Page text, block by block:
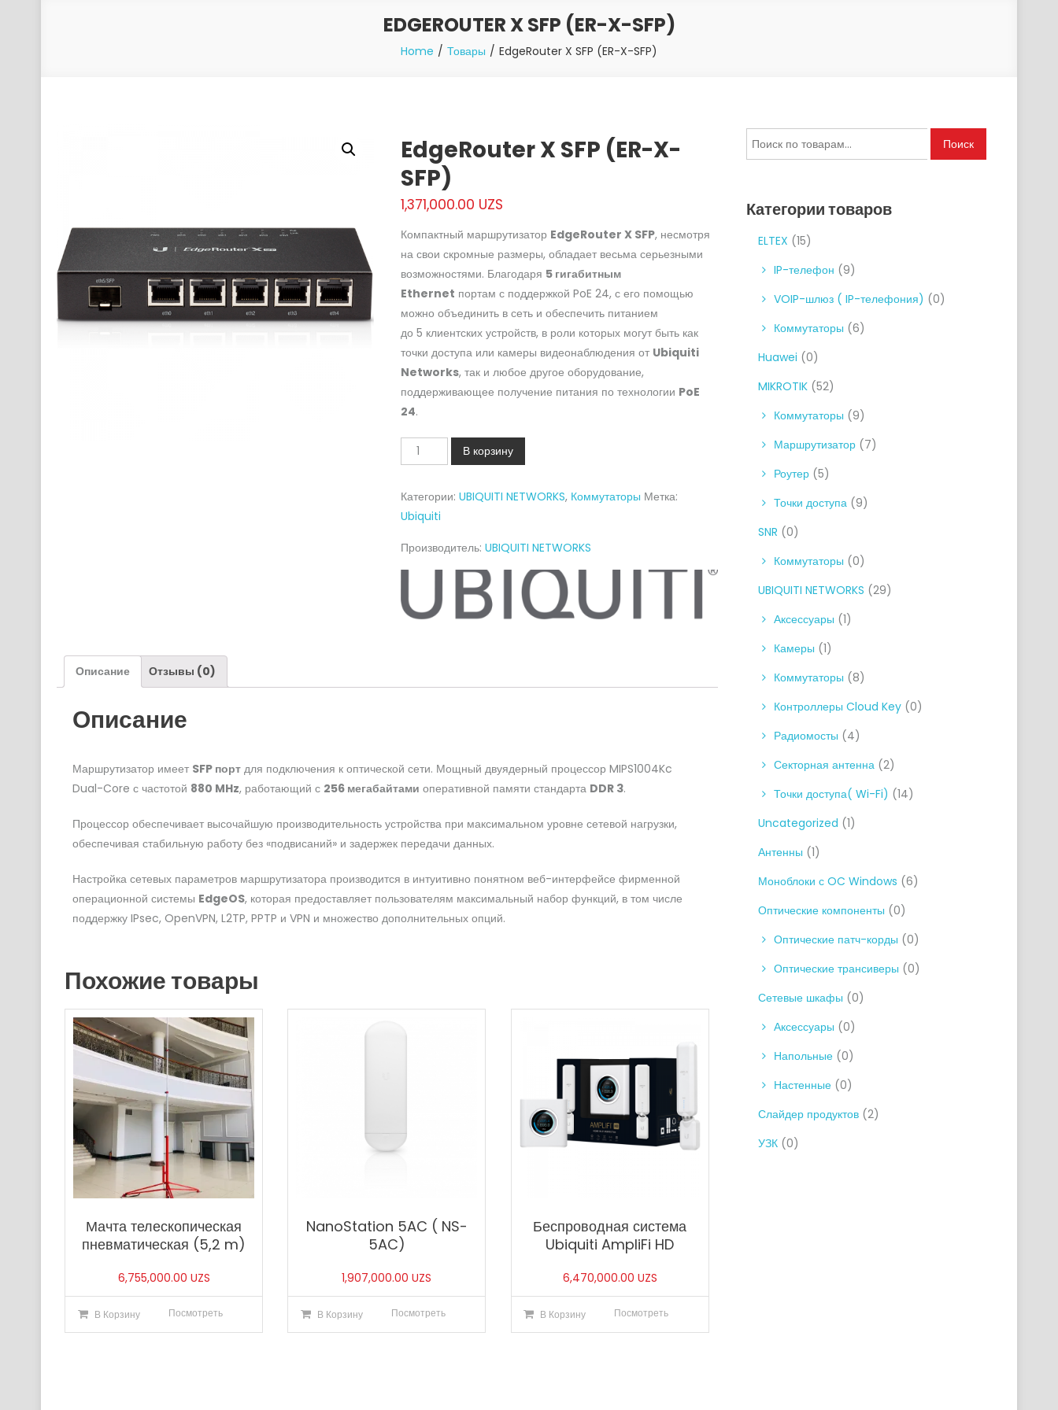
EDGEROUTER X SFP (ER-X-SFP)
Home Товары EdgeRouter X SFP (ER-X-SFP)
EdgeRouter X SFP (ER-X-
SFP)
1,371,000.00 UZS
Компактный маршрутизатор EdgeRouter X SFP, несмотря
на свои скромные размеры, обладает весьма серьезными
возможностями. Благодаря 5 гигабитным
Ethernet портам с поддержкой PoE 24, с его помощью
можно объединить в сеть и обеспечить питанием
до 5 клиентских устройств, в роли которых могут быть как
точки доступа или камеры видеонаблюдения от Ubiquiti
Networks, так и любое другое оборудование,
поддерживающее получение питания по технологии PoE
24.
Количество
EdgeRouter
SFP
(ER-
X-
В корзину
Категории: UBIQUITI NETWORKS, Коммутаторы Метка:
Ubiquiti
Производитель: UBIQUITI NETWORKS
Описание Отзывы (0)
Описание
Маршрутизатор имеет SFP порт для подключения к оптической сети. Мощный двуядерный процессор MIPS1004Kc
Dual-Core с частотой 880 MHz, работающий с 256 мегабайтами оперативной памяти стандарта DDR 3.
Процессор обеспечивает высочайшую производительность устройства при максимальном уровне сетевой нагрузки,
обеспечивая стабильную работу без «подвисаний» и задержек передачи данных.
Настройка сетевых параметров маршрутизатора производится в интуитивно понятном веб-интерфейсе фирменной
операционной системы EdgeOS, которая предоставляет пользователям максимальный набор функций, в том числе
поддержку IPsec, OpenVPN, L2TP, PPTP и VPN и множество дополнительных опций.
Похожие товары
Мачта телескопическая
пневматическая (5,2 m)
6,755,000.00 UZS
В Корзину Посмотреть
NanoStation 5AC ( NS-
5AC)
1,907,000.00UZS
В Корзину Посмотреть
Беспроводная система
Ubiquiti AmpliFi HD
6,470,000.00 UZS
В Корзину Посмотреть
Искать: Поиск
Категории товаров
ELTEX (15)
IP-телефон (9)
VOIP-шлюз ( IP-телефония) (0)
Коммутаторы (6)
Huawei (0)
MIKROTIK (52)
Коммутаторы (9)
Маршрутизатор (7)
Роутер (5)
Точки доступа (9)
SNR (0)
Коммутаторы (0)
UBIQUITI NETWORKS (29)
Аксессуары (1)
Камеры (1)
Коммутаторы (8)
Контроллеры Cloud Key (0)
Радиомосты (4)
Секторная антенна (2)
Точки доступа( Wi-Fi) (14)
Uncategorized (1)
Антенны (1)
Моноблоки с OC Windows (6)
Оптические компоненты (0)
Оптические патч-корды (0)
Оптические трансиверы (0)
Сетевые шкафы (0)
Аксессуары (0)
Напольные (0)
Настенные (0)
Слайдер продуктов (2)
УЗК (0)